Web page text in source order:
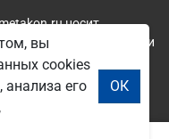
носит
характер и ни
офертой. Всю
по телефонам
вы
cookies
анализа его
ОК